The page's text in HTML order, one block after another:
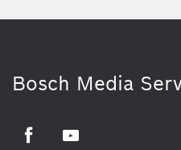
Bosch Media